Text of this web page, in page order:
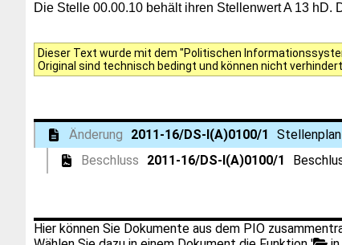
Die Stelle 00.00.10 behält ihren Stellenwert A 13 hD.
Dieser Text wurde mit dem "Politischen
Original sind technisch bedingt und können nicht verhindert
Änderung 2011-16/DS-I(A)0100/1
Stellenplan
Beschluss
2011-16/DS-I(A)0100/1
Hier können Sie Dokumente aus dem PIO